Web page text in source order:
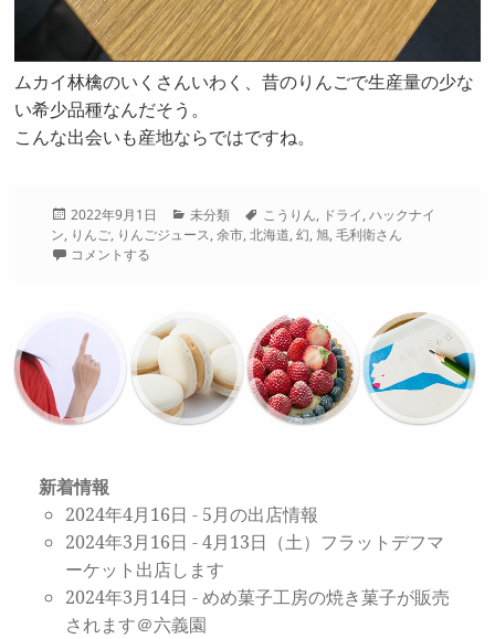
ムカイ林檎のいくさんいわく、昔のりんごで生産量の少な
い希少品種なんだそう。
こんな出会いも産地ならではですね。
投
稿
日:
2022年9月1日
カ
テ
未分類
タ
グ
こうりん, ドライ,ハックナイ
ン, りんご, りんごジュース,余市,北海道,幻, 旭,毛利衛さん
コメントする
新着情報
2024年4月16日 - 5月の出店情報
2024年3月16日 -4月13日（土）フラットデフマ
ーケット出店します
2024年3月14日 -めめ菓子工房の焼き菓子が販売
されます＠六義園